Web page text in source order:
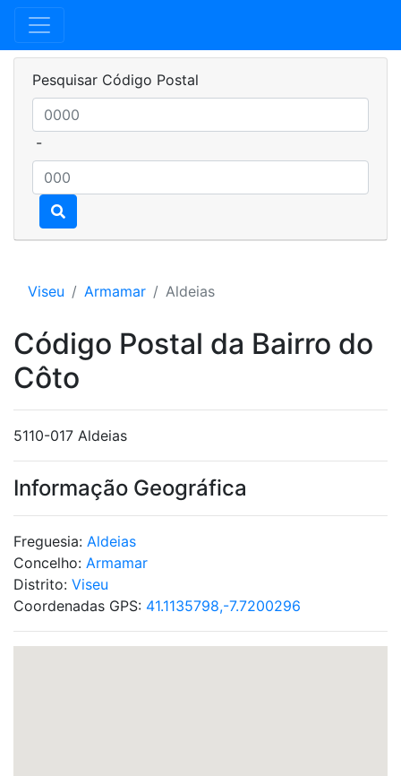
Pesquisar Código Postal
-
Viseu Armamar Aldeias
Código Postal da Bairro do
Côto
5110-017 Aldeias
Informação Geográfica
Freguesia: Aldeias
Concelho: Armamar
Distrito: Viseu
Coordenadas GPS: 41.1135798,-7.7200296